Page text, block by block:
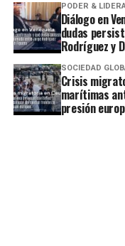
PODER &
Diálogo en
dudas
Rodríguez y
SOCIEDAD
Crisis
marítimas
presión